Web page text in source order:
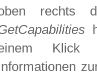
rechts
Klick